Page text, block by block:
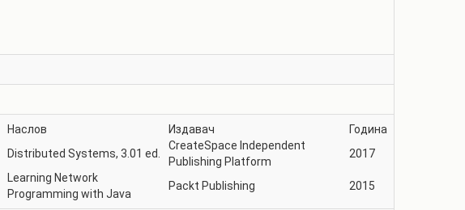
Наслов Издавач
Година
Distributed Systems, 3.01 ed.
CreateSpace Independent
Publishing Platform
2017
Learning Network
Programming with Java
Packt Publishing 2015